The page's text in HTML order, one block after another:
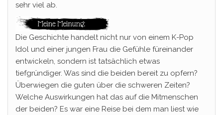
sehr viel ab.
Die Geschichte handelt nicht nur von einem K-Pop
Idol und einer jungen Frau die Gefühle füreinander
entwickeln, sondern ist tatsächlich etwas
tiefgründiger. Was sind die beiden bereit zu opfern?
Überwiegen die guten über die schweren Zeiten?
Welche Auswirkungen hat das auf die Mitmenschen
der beiden? Es war eine Reise bei dem man liest wie